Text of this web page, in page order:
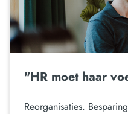
"HR moet haar
Reorganisaties.